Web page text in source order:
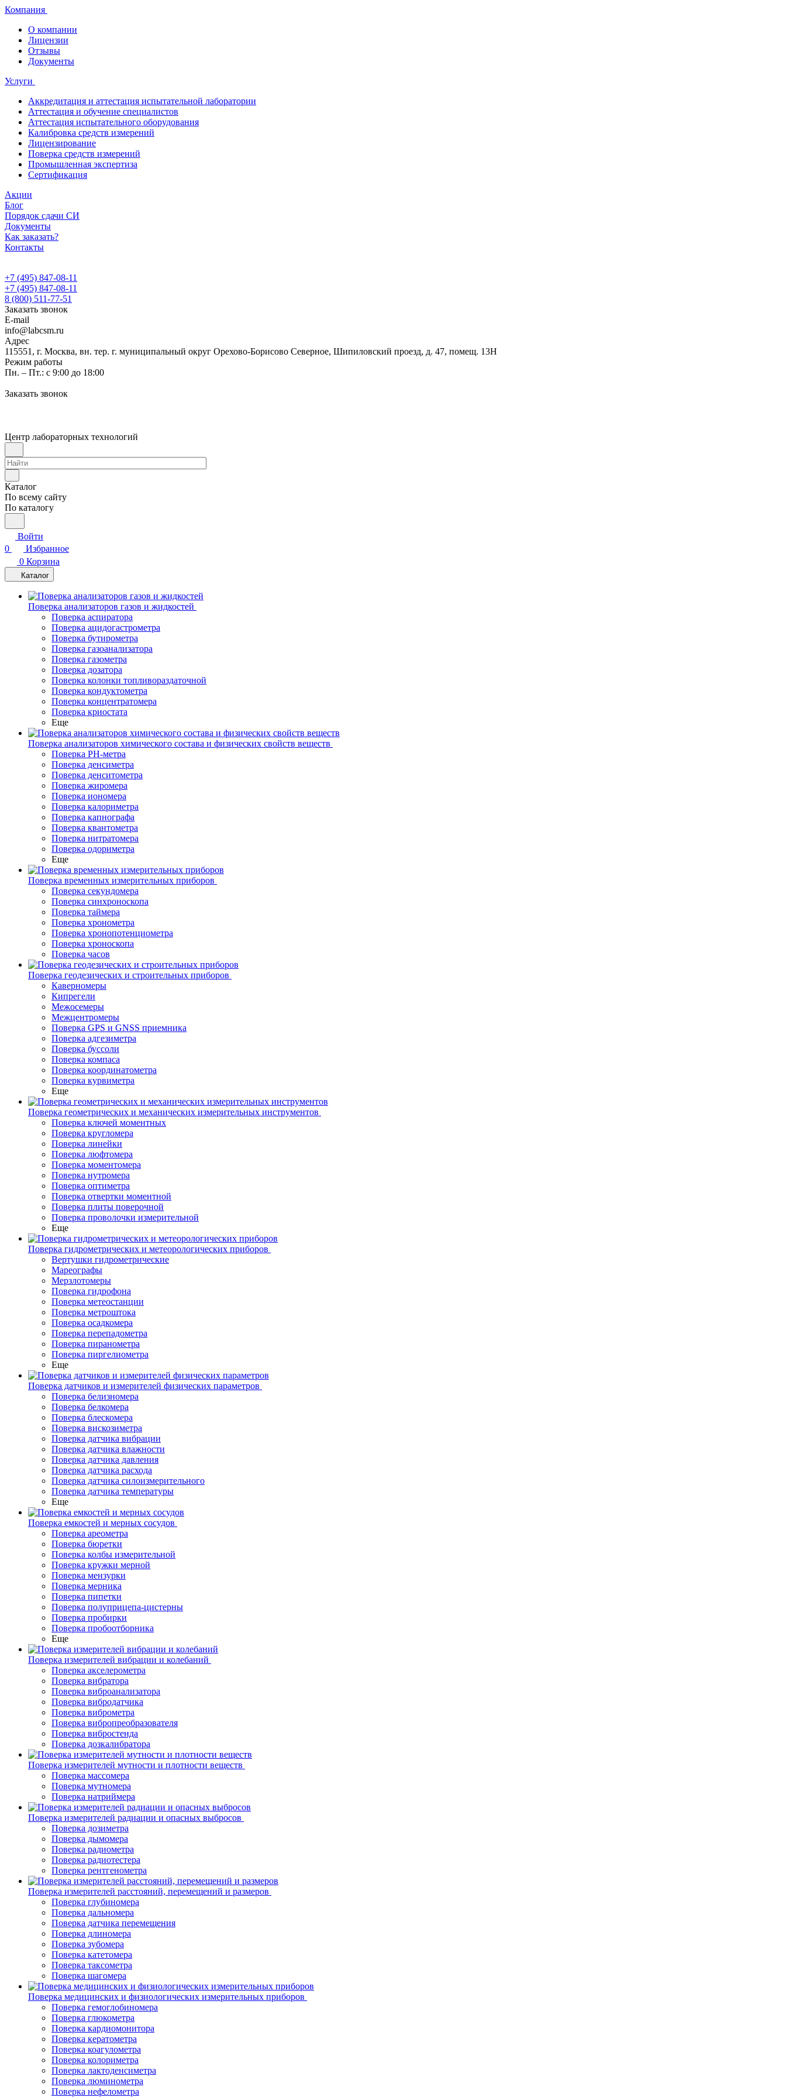
Компания
О компании
Лицензии
Отзывы
Документы
Услуги
Аккредитация и аттестация испытательной лаборатории
Аттестация и обучение специалистов
Аттестация испытательного оборудования
Калибровка средств измерений
Лицензирование
Поверка средств измерений
Промышленная экспертиза
Сертификация
Акции
Блог
Порядок сдачи СИ
Документы
Как заказать?
Контакты
+7 (495) 847-08-11
+7 (495) 847-08-11
8 (800) 511-77-51
Заказать звонок
E-mail
info@labcsm.ru
Адрес
115551, г. Москва, вн. тер. г. муниципальный округ Орехово-Борисово Северное, Шипиловский проезд, д. 47, помещ. 13Н
Режим работы
Пн. – Пт.: с 9:00 до 18:00
Заказать звонок
Центр лабораторных технологий
Каталог
По всему сайту
По каталогу
Войти
0
Избранное
0 Корзина
Каталог
Поверка анализаторов газов и жидкостей
Поверка аспиратора
Поверка ацидогастрометра
Поверка бутирометра
Поверка газоанализатора
Поверка газометра
Поверка дозатора
Поверка колонки топливораздаточной
Поверка кондуктометра
Поверка концентратомера
Поверка криостата
Еще
Поверка анализаторов химического состава и физических свойств веществ
Поверка PH-метра
Поверка денсиметра
Поверка денситометра
Поверка жиромера
Поверка иономера
Поверка калориметра
Поверка капнографа
Поверка квантометра
Поверка нитратомера
Поверка одориметра
Еще
Поверка временных измерительных приборов
Поверка секундомера
Поверка синхроноскопа
Поверка таймера
Поверка хронометра
Поверка хронопотенциометра
Поверка хроноскопа
Поверка часов
Поверка геодезических и строительных приборов
Каверномеры
Кипрегели
Межосемеры
Межцентромеры
Поверка GPS и GNSS приемника
Поверка адгезиметра
Поверка буссоли
Поверка компаса
Поверка координатометра
Поверка курвиметра
Еще
Поверка геометрических и механических измерительных инструментов
Поверка ключей моментных
Поверка кругломера
Поверка линейки
Поверка люфтомера
Поверка моментомера
Поверка нутромера
Поверка оптиметра
Поверка отвертки моментной
Поверка плиты поверочной
Поверка проволочки измерительной
Еще
Поверка гидрометрических и метеорологических приборов
Вертушки гидрометрические
Мареографы
Мерзлотомеры
Поверка гидрофона
Поверка метеостанции
Поверка метроштока
Поверка осадкомера
Поверка перепадометра
Поверка пиранометра
Поверка пиргелиометра
Еще
Поверка датчиков и измерителей физических параметров
Поверка белизномера
Поверка белкомера
Поверка блескомера
Поверка вискозиметра
Поверка датчика вибрации
Поверка датчика влажности
Поверка датчика давления
Поверка датчика расхода
Поверка датчика силоизмерительного
Поверка датчика температуры
Еще
Поверка емкостей и мерных сосудов
Поверка ареометра
Поверка бюретки
Поверка колбы измерительной
Поверка кружки мерной
Поверка мензурки
Поверка мерника
Поверка пипетки
Поверка полуприцепа-цистерны
Поверка пробирки
Поверка пробоотборника
Еще
Поверка измерителей вибрации и колебаний
Поверка акселерометра
Поверка вибратора
Поверка виброанализатора
Поверка вибродатчика
Поверка виброметра
Поверка вибропреобразователя
Поверка вибростенда
Поверка дозкалибратора
Поверка измерителей мутности и плотности веществ
Поверка массомера
Поверка мутномера
Поверка натриймера
Поверка измерителей радиации и опасных выбросов
Поверка дозиметра
Поверка дымомера
Поверка радиометра
Поверка радиотестера
Поверка рентгенометра
Поверка измерителей расстояний, перемещений и размеров
Поверка глубиномера
Поверка дальномера
Поверка датчика перемещения
Поверка длиномера
Поверка зубомера
Поверка катетомера
Поверка таксометра
Поверка шагомера
Поверка медицинских и физиологических измерительных приборов
Поверка гемоглобиномера
Поверка глюкометра
Поверка кардиомонитора
Поверка кератометра
Поверка коагулометра
Поверка колориметра
Поверка лактоденсиметра
Поверка люминометра
Поверка нефелометра